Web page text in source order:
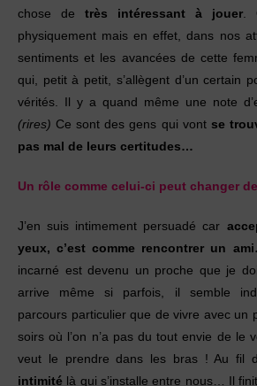
chose de très intéressant à jouer.
physiquement mais en effet, dans nos
sentiments et les avancées de cette
qui, petit à petit, s’allègent d’un certain
vérités. Il y a quand même une note
(rires) Ce sont des gens qui vont se
pas mal de leurs certitudes…
Un rôle comme celui-ci peut changer
J’en suis intimement persuadé car
yeux, c’est comme rencontrer un
incarné est devenu un proche que je
arrive même si parfois, il semble
parcours particulier que de vivre avec un
soirs où l’on n’a pas du tout envie de le
veut le prendre dans les bras ! Au fil
intimité là qui s’installe entre nous… Il